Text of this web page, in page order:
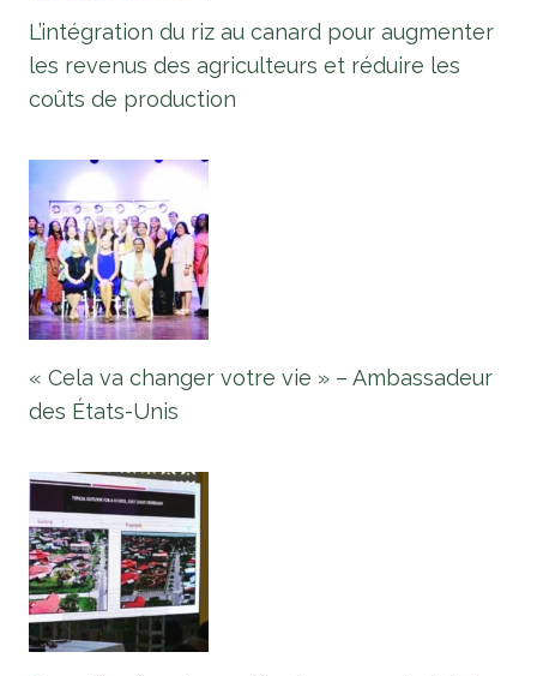
L’intégration du riz au canard pour augmenter
les revenus des agriculteurs et réduire les
coûts de production
« Cela va changer votre vie » – Ambassadeur
des États-Unis